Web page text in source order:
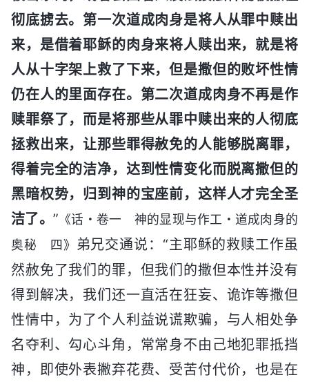
彻底掳去。第一次道成肉身是将人从罪中赎出
来，是借着耶稣的肉身来将人赎出来，就是将
人从十字架上救了下来，但是撒但的败坏性情
仍在人的里面存在。第二次道成肉身不再是作
赎罪祭了，而是将那些从罪中赎出来的人彻底
拯救出来，让那些罪得赦免的人能够脱离罪，
得着完全的洁净，达到性情变化而脱离撒但的
黑暗权势，归到神的宝座前，这样人才完全圣
洁了。 ” 《话・卷一 神的显现与作工・道成肉身的
奥秘 四》 弟兄交通说：“主耶稣的救赎工作虽
然赦免了我们的罪，但我们的撒但本性并没有
得到解决，我们还一直活在狂妄、诡诈等撒但
性情中，为了个人利益说谎欺骗，与人相处争
名夺利、勾心斗角，常常身不由己地犯罪抵挡
神，即使外表撇弃花费、受苦付代价，也是在